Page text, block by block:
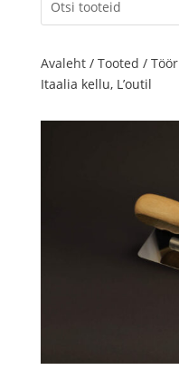
Avaleht/ Tooted /
Itaalia kellu, L’outil